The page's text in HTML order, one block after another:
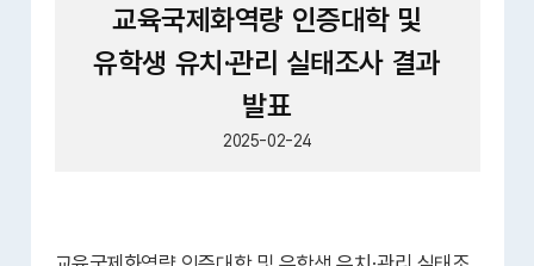
교육국제화역량 인증대학 및
유학생 유치·관리 실태조사 결과
발표
2025-02-24